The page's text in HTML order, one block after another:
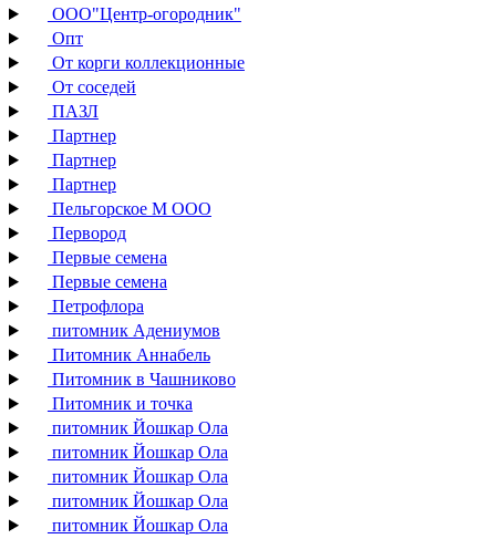
ООО"Центр-огородник"
Опт
От корги коллекционные
От соседей
ПАЗЛ
Партнер
Партнер
Партнер
Пельгорское М ООО
Первород
Первые семена
Первые семена
Петрофлора
питомник Адениумов
Питомник Аннабель
Питомник в Чашниково
Питомник и точка
питомник Йошкар Ола
питомник Йошкар Ола
питомник Йошкар Ола
питомник Йошкар Ола
питомник Йошкар Ола